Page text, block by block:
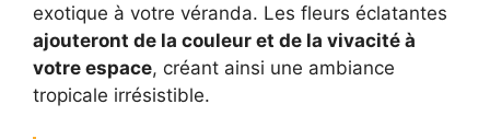
exotique à votre véranda. Les fleurs éclatantes
ajouteront de la couleur et de la vivacité à
votre espace, créant ainsi une ambiance
tropicale irrésistible.